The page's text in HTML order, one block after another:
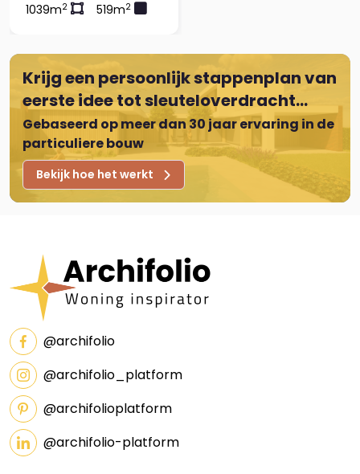
1039m2 519m2
Krijg een persoonlijk stappenplan van
eerste idee tot sleuteloverdracht...
Gebaseerd op meer dan 30 jaar ervaring in de
particuliere bouw
Bekijk hoe het werkt
@archifolio
@archifolio_platform
@archifolioplatform
@archifolio-platform